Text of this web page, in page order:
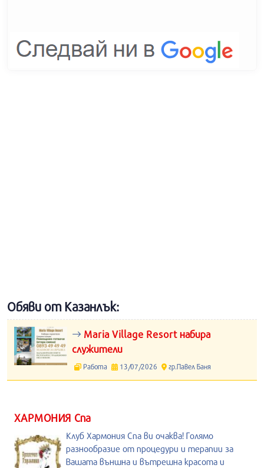
Обяви от Казанлък:
Maria Village Resort набира
служители
Работа 13/07/2026 гр.Павел Баня
ХАРМОНИЯ Спа
Клуб Хармония Спа ви очаква! Голямо
разнообразие от процедури и терапии за
Вашата външна и вътрешна красота и